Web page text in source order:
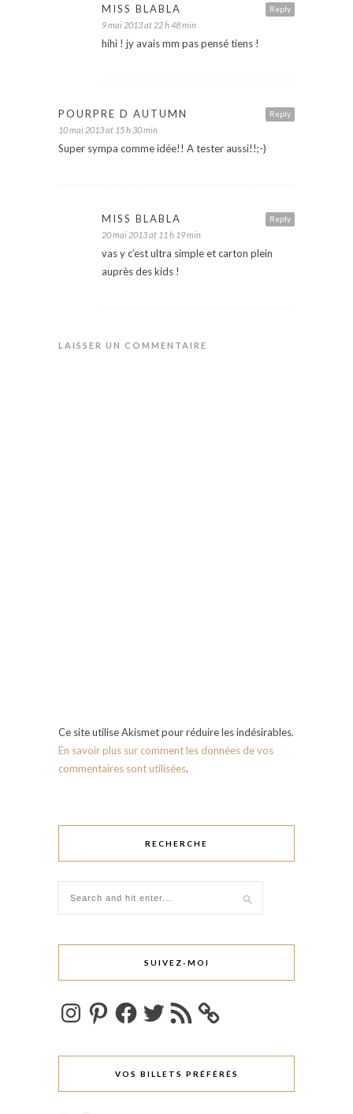
Reply
MISS BLABLA
9 mai 2013 at 22 h 48 min
hihi ! jy avais mm pas pensé tiens !
Reply
POURPRE D AUTUMN
10 mai 2013 at 15 h 30 min
Super sympa comme idée!! A tester aussi!!;-)
Reply
MISS BLABLA
20 mai 2013 at 11 h 19 min
vas y c’est ultra simple et carton plein
auprès des kids !
LAISSER UN COMMENTAIRE
Ce site utilise Akismet pour réduire les indésirables.
En savoir plus sur comment les données de vos
commentaires sont utilisées.
RECHERCHE
SUIVEZ-MOI
InstagramPinterestFacebookTwitterFlux
RSS
VOS BILLETS PRÉFÉRÉS